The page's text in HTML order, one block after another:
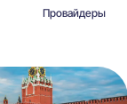
Провайдеры